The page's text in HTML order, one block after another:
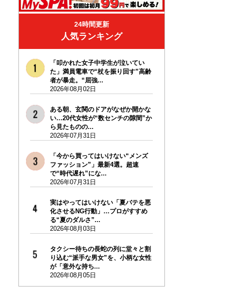
24時間更新
人気ランキング
「叩かれた女子中学生が泣いてい
た」満員電車で“杖を振り回す”高齢
者が暴走。“屈強...
2026年08月02日
ある朝、玄関のドアがなぜか開かな
い…20代女性が“数センチの隙間”か
ら見たものの...
2026年07月31日
「今から買ってはいけない“メンズ
ファッション”」最新4選。超速
で“時代遅れ”にな...
2026年07月31日
実はやってはいけない「夏バテを悪
化させるNG行動」…プロがすすめ
る“夏のダルさ”...
2026年08月03日
タクシー待ちの長蛇の列に堂々と割
り込む“派手な男女”を、小柄な女性
が「意外な持ち...
2026年08月05日